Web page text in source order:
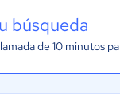
búsqueda
de 10 minutos